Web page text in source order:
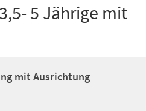
5 Jährige mit
mit Ausrichtung